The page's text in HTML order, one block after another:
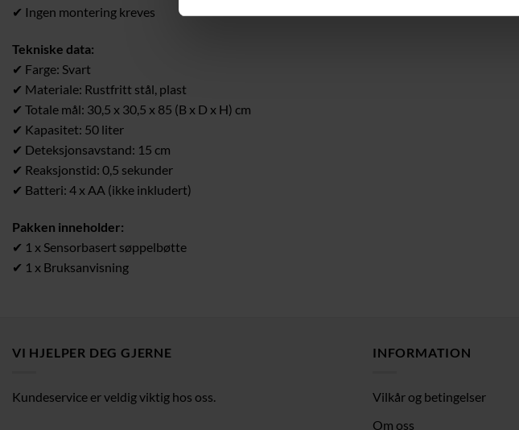
✔ Ingen montering kreves
Tekniske data:
✔ Farge: Svart
✔ Materiale: Rustfritt stål, plast
✔ Totale mål: 30,5 x 30,5 x 85 (B x D x H) cm
✔ Kapasitet: 50 liter
✔ Deteksjonsavstand: 15 cm
✔ Reaksjonstid: 0,5 sekunder
✔ Batteri: 4 x AA (ikke inkludert)
Pakken inneholder:
✔ 1 x Sensorbasert søppelbøtte
✔ 1 x Bruksanvisning
VI HJELPER DEG GJERNE
Kundeservice er veldig viktig hos oss.
INFORMATION
Vilkår og betingelser
Om oss